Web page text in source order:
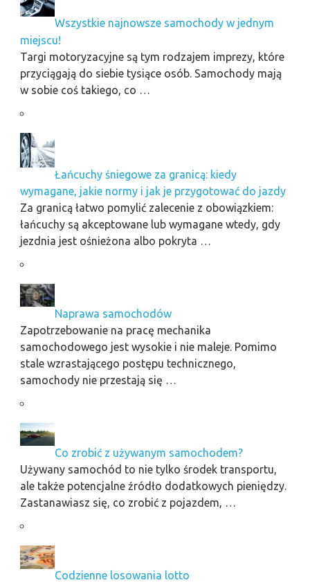
Wszystkie najnowsze samochody w jednym
miejscu!
Targi motoryzacyjne są tym rodzajem imprezy, które
przyciągają do siebie tysiące osób. Samochody mają
w sobie coś takiego, co …
Łańcuchy śniegowe za granicą: kiedy
wymagane, jakie normy i jak je przygotować do jazdy
Za granicą łatwo pomylić zalecenie z obowiązkiem:
łańcuchy są akceptowane lub wymagane wtedy, gdy
jezdnia jest ośnieżona albo pokryta …
Naprawa samochodów
Zapotrzebowanie na pracę mechanika
samochodowego jest wysokie i nie maleje. Pomimo
stale wzrastającego postępu technicznego,
samochody nie przestają się …
Co zrobić z używanym samochodem?
Używany samochód to nie tylko środek transportu,
ale także potencjalne źródło dodatkowych pieniędzy.
Zastanawiasz się, co zrobić z pojazdem, …
Codzienne losowania lotto